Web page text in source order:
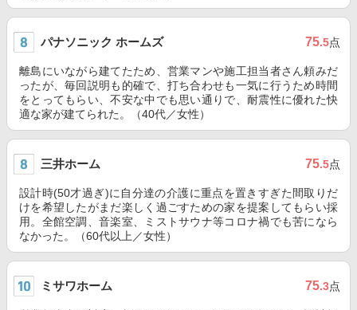
パナソニック ホームズ 75.5点
離島にいながら建てたため、営業マンや施工担当者さん頼みだ
ったが、毎回説明も的確で、打ち合わせも一気に行うため時間
をとってもらい、不安な中でも思い通りで、耐震性に優れた快
適な家が建てられた。（40代／女性）
三井ホーム 75.5点
設計時(50才過ぎ)に自分達の介護に重点を置きすぎた間取りだ
けを希望したがまだ楽しく過ごすための家を提案してもらい採
用。全館空調、音楽室、ミストサウナ等コロナ禍でも苦になら
なかった。（60代以上／女性）
ミサワホーム 75.3点